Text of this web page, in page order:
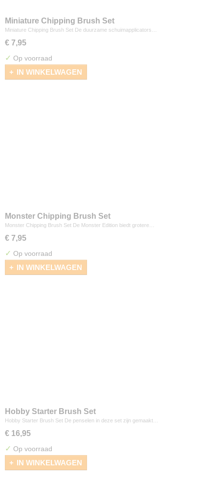
Miniature Chipping Brush Set
Miniature Chipping Brush Set De duurzame schuimapplicators…
€ 7,95
✓ Op voorraad
IN WINKELWAGEN
Monster Chipping Brush Set
Monster Chipping Brush Set De Monster Edition biedt grotere…
€ 7,95
✓ Op voorraad
IN WINKELWAGEN
Hobby Starter Brush Set
Hobby Starter Brush Set De penselen in deze set zijn gemaakt…
€ 16,95
✓ Op voorraad
IN WINKELWAGEN